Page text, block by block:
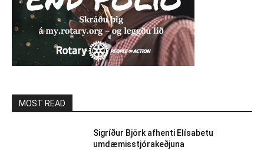
MOST READ
Sigríður Björk afhenti Elísabetu
umdæmisstjórakeðjuna